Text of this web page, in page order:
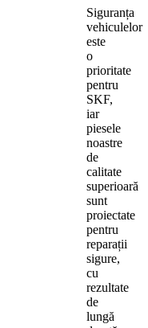
Siguranța
vehiculelor
este
o
prioritate
pentru
SKF,
iar
piesele
noastre
de
calitate
superioară
sunt
proiectate
pentru
reparații
sigure,
cu
rezultate
de
lungă